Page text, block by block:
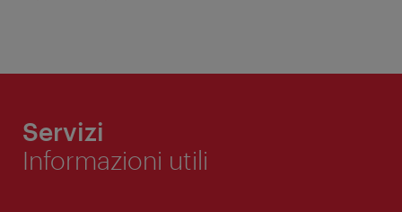
Servizi
Informazioni utili